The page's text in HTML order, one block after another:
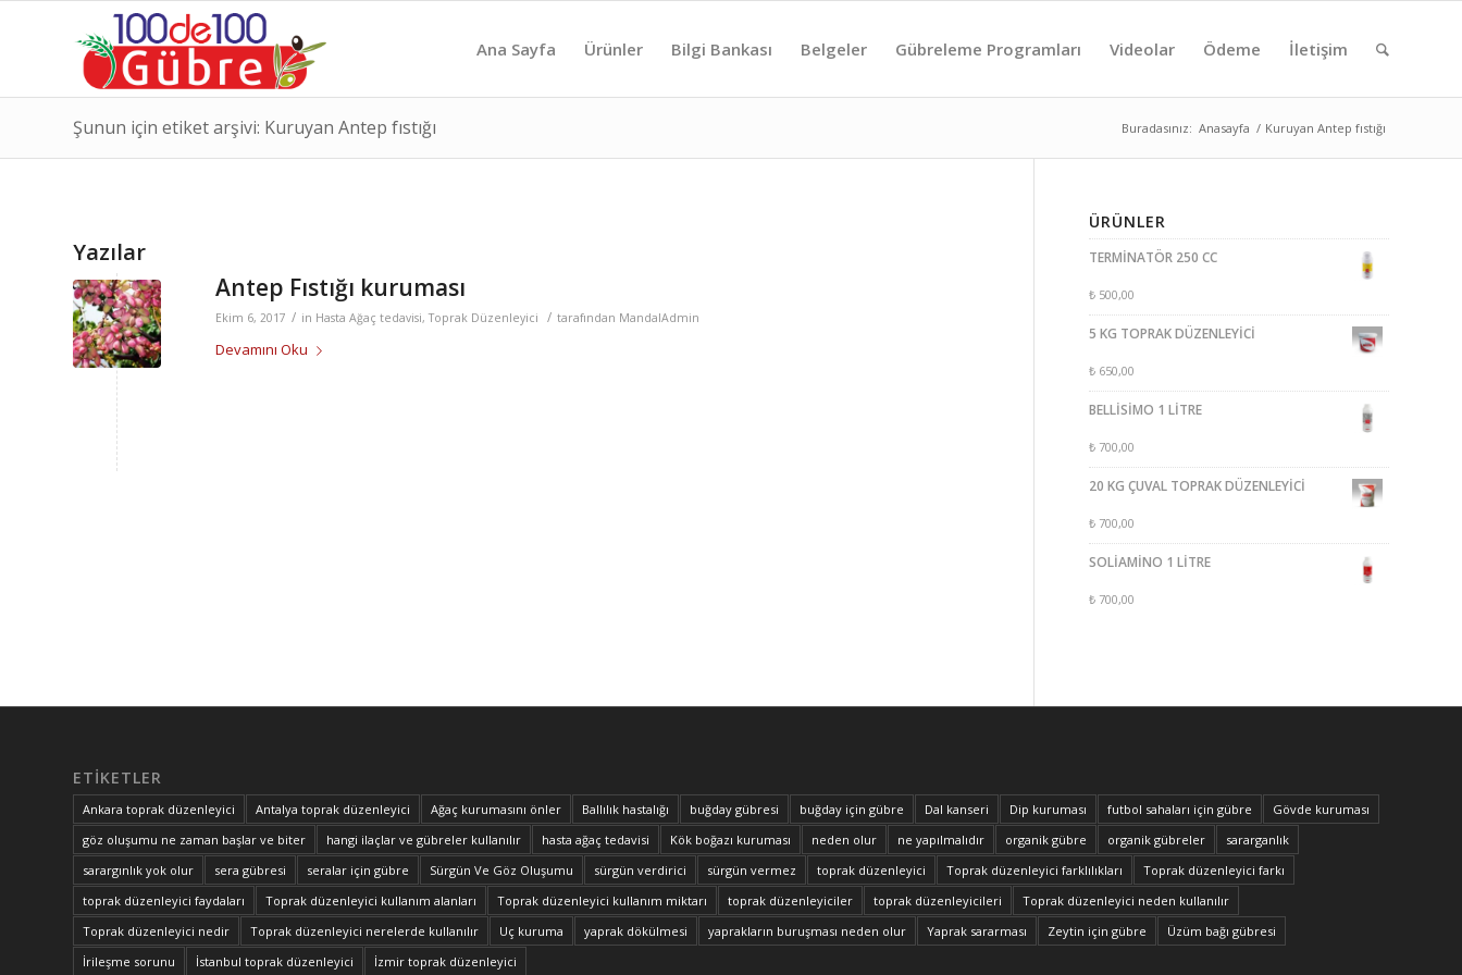
Ana Sayfa Ürünler Bilgi Bankası Belgeler Gübreleme Programları Videolar Ödeme İletişim
Şunun için etiket arşivi: Kuruyan Antep fıstığı Buradasınız: Anasayfa / Kuruyan Antep fıstığı
Yazılar
Antep Fıstığı kuruması
Ekim 6, 2017 / in Hasta Ağaç tedavisi,Toprak Düzenleyici / tarafından MandalAdmin
Devamını Oku
ÜRÜNLER
TERMİNATÖR 250 CC
₺ 500,00
5 KG TOPRAK DÜZENLEYİCİ
₺ 650,00
BELLİSİMO 1 LİTRE
₺ 700,00
20 KG ÇUVAL TOPRAK DÜZENLEYİCİ
₺ 700,00
SOLİAMİNO 1 LİTRE
₺ 700,00
ETIKETLER
Ankara toprak düzenleyici Antalya toprak düzenleyici Ağaç kurumasını önler Ballılık hastalığı buğday gübresi buğday için gübre Dal kanseri Dip kuruması futbol sahaları için gübre
Gövde kuruması
göz oluşumu ne zaman başlar ve biter
hangi ilaçlar ve gübreler kullanılır hasta ağaç tedavisi Kök boğazı kuruması neden olur ne yapılmalıdır organik gübre organik gübreler
sararganlık
sarargınlık yok olur
sera gübresi seralar için gübre Sürgün Ve Göz Oluşumu sürgün verdirici sürgün vermez toprak düzenleyici Toprak düzenleyici farklılıkları
Toprak düzenleyici farkı
toprak düzenleyici faydaları
Toprak düzenleyici kullanım alanları Toprak düzenleyici kullanım miktarı toprak düzenleyiciler toprak düzenleyicileri
Toprak düzenleyici neden kullanılır
Toprak düzenleyici nedir
Toprak düzenleyici nerelerde kullanılır Uç kuruma yaprak dökülmesi yaprakların buruşması neden olur Yaprak sararması Zeytin için gübre
Üzüm bağı gübresi
İrileşme sorunu
İstanbul toprak düzenleyici İzmir toprak düzenleyici